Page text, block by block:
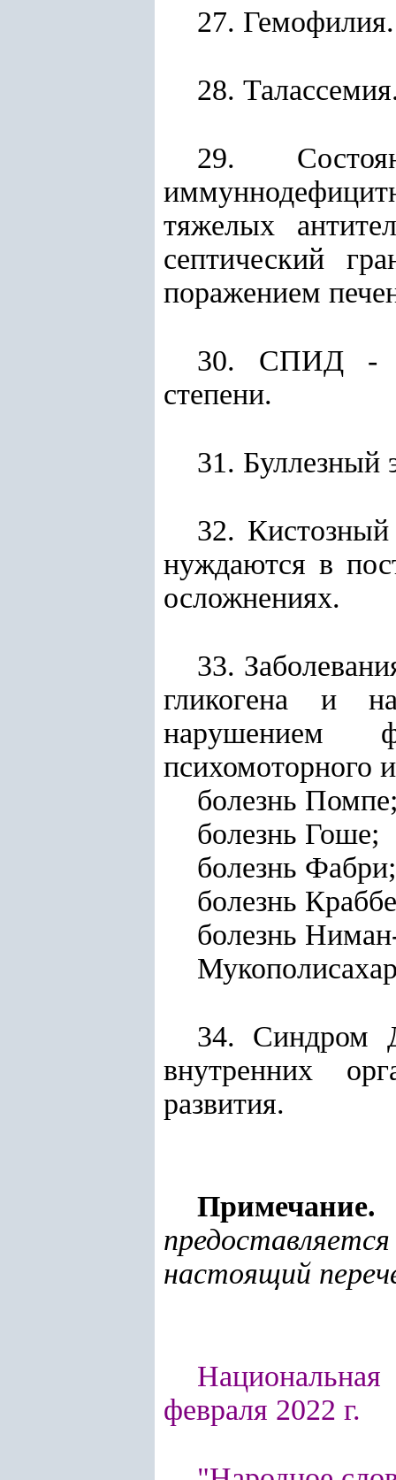
27. Гемофилия.
28.
29.
тяжелых
септический
поражением
30. СПИД -
степени.
31. Буллезный
32.
нуждаются в
осложнениях.
33.
гликогена и
нарушением
психомоторного
болезнь
болезнь Гоше;
болезнь Фабри;
болезнь
болезнь
34. Синдром
внутренних
развития.
Примечание.
настоящий
февраля 2022 г.